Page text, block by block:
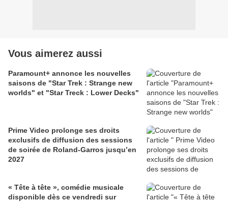
Vous aimerez aussi
Paramount+ annonce les nouvelles
saisons de "Star Trek : Strange new
worlds" et "Star Treck : Lower Decks"
Prime Video prolonge ses droits
exclusifs de diffusion des sessions
de soirée de Roland-Garros jusqu’en
2027
« Tête à tête », comédie musicale
disponible dès ce vendredi sur